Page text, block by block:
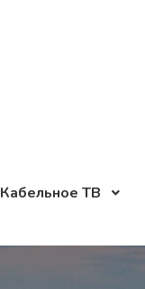
Кабельное ТВ